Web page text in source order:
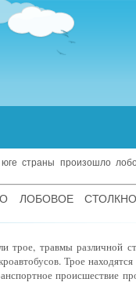
страны произошло
ЛОБОВОЕ
травмы различной
Трое
происшествие